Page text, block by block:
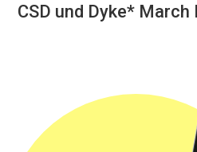
CSD und Dyke* March